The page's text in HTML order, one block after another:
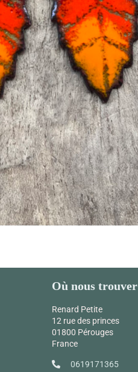
Où nous trouver
Renard Petite
12 rue des princes
01800 Pérouges
France
0619171365